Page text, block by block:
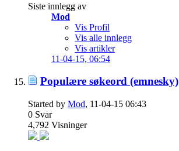
Siste innlegg av
Mod
Vis Profil
Vis alle innlegg
Vis artikler
11-04-15, 06:54
Populære søkeord (emnesky)
Started by Mod, 11-04-15 06:43
0 Svar
4,792 Visninger